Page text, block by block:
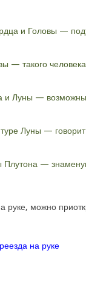
и Головы —
— такого
и Луны —
Луны —
Плутона —
можно